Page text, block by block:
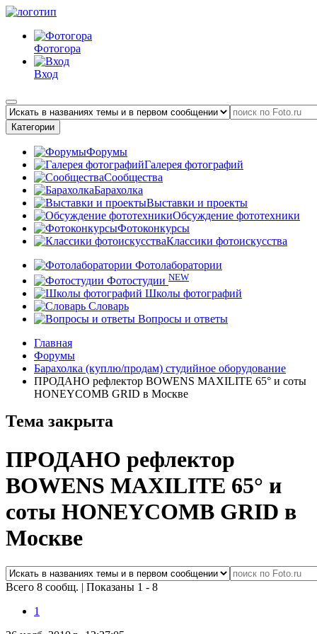
Фотогора
Вход
Категории
Форумы
Галерея фотографий
Сообщества
Барахолка
Выставки и проекты
Обсуждение фототехники
Фотоконкурсы
Классики фотоискусства
Фотолаборатории
Фотостудии NEW
Школы фотографий
Словарь
Вопросы и ответы
Главная
Форумы
Барахолка (куплю/продам) студийное оборудование
ПРОДАНО рефлектор BOWENS MAXILITE 65° и соты
HONEYCOMB GRID в Москве
Тема закрыта
ПРОДАНО рефлектор
BOWENS MAXILITE 65° и
соты HONEYCOMB GRID в
Москве
Всего 8 сообщ. | Показаны 1 - 8
1